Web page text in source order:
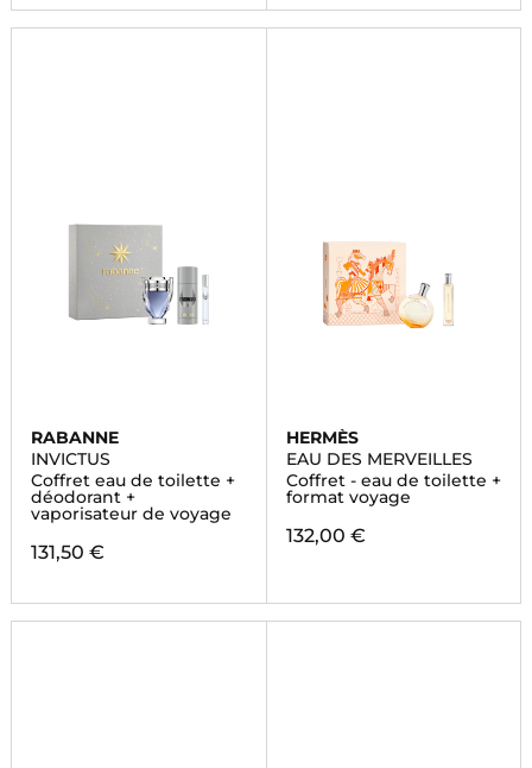
RABANNE
INVICTUS
Coffret eau de toilette +
déodorant +
vaporisateur de voyage
131,50 €
HERMÈS
EAU DES MERVEILLES
Coffret - eau de toilette +
format voyage
132,00 €